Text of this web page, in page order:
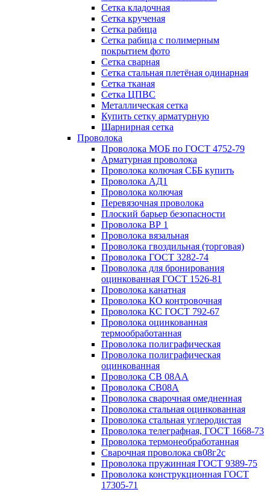
Сетка кладочная
Сетка крученая
Сетка рабица
Сетка рабица с полимерным
покрытием фото
Сетка сварная
Сетка стальная плетёная одинарная
Сетка тканая
Сетка ЦПВС
Металлическая сетка
Купить сетку арматурную
Шарнирная сетка
Проволока
Проволока МОБ по ГОСТ 4752-79
Арматурная проволока
Проволока колючая СББ купить
Проволока АД1
Проволока колючая
Перевязочная проволока
Плоский барьер безопасности
Проволока ВР 1
Проволока вязальная
Проволока гвоздильная (торговая)
Проволока ГОСТ 3282-74
Проволока для бронирования
оцинкованная ГОСТ 1526-81
Проволока канатная
Проволока КО контровочная
Проволока КС ГОСТ 792-67
Проволока оцинкованная
термообработанная
Проволока полиграфическая
Проволока полиграфическая
оцинкованная
Проволока СВ 08АА
Проволока СВ08А
Проволока сварочная омедненная
Проволока стальная оцинкованная
Проволока стальная углеродистая
Проволока телеграфная, ГОСТ 1668-73
Проволока термонеобработанная
Сварочная проволока св08г2с
Проволока пружинная ГОСТ 9389-75
Проволока конструкционная ГОСТ
17305-71